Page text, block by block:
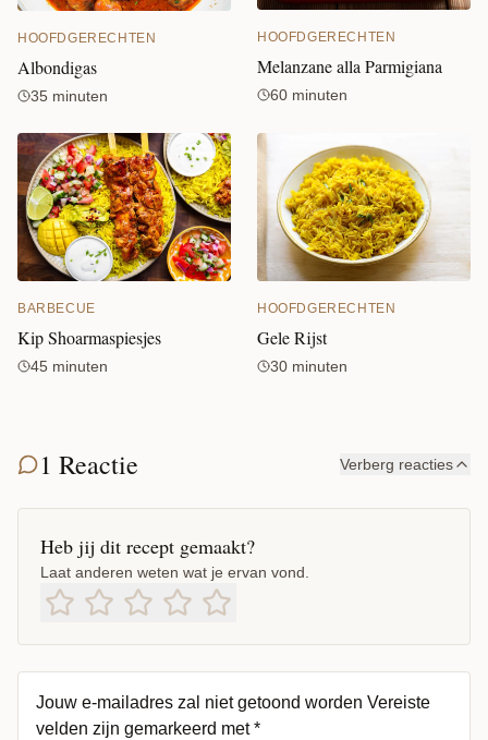
HOOFDGERECHTEN
Albondigas
35 minuten
HOOFDGERECHTEN
Melanzane alla Parmigiana
60 minuten
BARBECUE
Kip Shoarmaspiesjes
45 minuten
HOOFDGERECHTEN
Gele Rijst
30 minuten
1 Reactie Verberg reacties
Heb jij dit recept gemaakt?
Laat anderen weten wat je ervan vond.
Jouw e-mailadres zal niet getoond worden Vereiste
velden zijn gemarkeerd met*